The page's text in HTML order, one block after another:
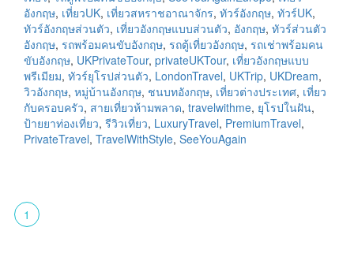
อังกฤษ, เที่ยวUK, เที่ยวสหราชอาณาจักร, ทัวร์อังกฤษ, ทัวร์UK,
ทัวร์อังกฤษส่วนตัว, เที่ยวอังกฤษแบบส่วนตัว, อังกฤษ, ทัวร์ส่วนตัว
อังกฤษ, รถพร้อมคนขับอังกฤษ, รถตู้เที่ยวอังกฤษ, รถเช่าพร้อมคน
ขับอังกฤษ, UKPrivateTour, privateUKTour, เที่ยวอังกฤษแบบ
พรีเมียม, ทัวร์ยุโรปส่วนตัว, LondonTravel, UKTrip, UKDream,
วิวอังกฤษ, หมู่บ้านอังกฤษ, ชนบทอังกฤษ, เที่ยวต่างประเทศ, เที่ยว
กับครอบครัว, สายเที่ยวห้ามพลาด, travelwithme, ยุโรปในฝัน,
ป้ายยาท่องเที่ยว, รีวิวเที่ยว, LuxuryTravel, PremiumTravel,
PrivateTravel, TravelWithStyle, SeeYouAgain
1